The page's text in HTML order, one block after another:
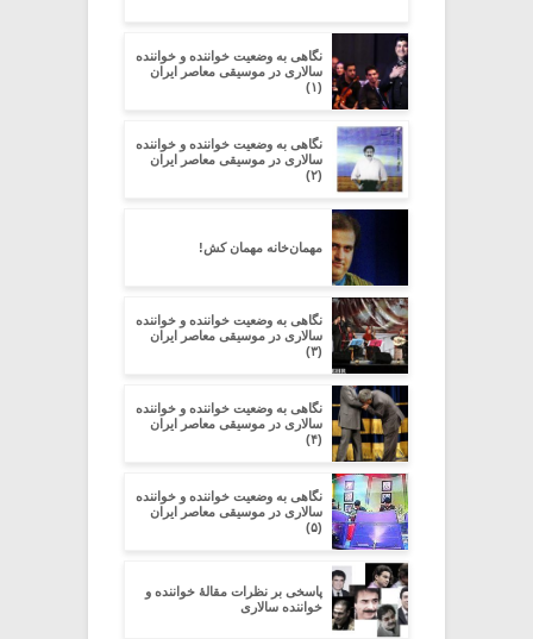
نگاهی به وضعیت خواننده و خواننده
سالاری در موسیقی معاصر ایران
(۱)
نگاهی به وضعیت خواننده و خواننده
سالاری در موسیقی معاصر ایران
(۲)
مهمان‌خانه مهمان کش!
نگاهی به وضعیت خواننده و خواننده
سالاری در موسیقی معاصر ایران
(۳)
نگاهی به وضعیت خواننده و خواننده
سالاری در موسیقی معاصر ایران
(۴)
نگاهی به وضعیت خواننده و خواننده
سالاری در موسیقی معاصر ایران
(۵)
پاسخی بر نظرات مقالۀ خواننده و
خواننده سالاری